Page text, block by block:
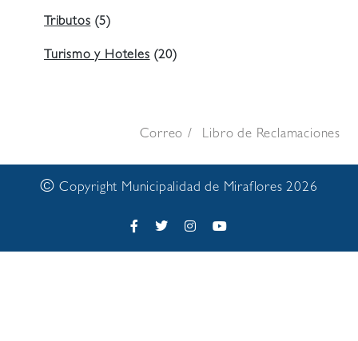
Tributos(5)
Turismo y Hoteles(20)
Correo Libro de Reclamaciones
© Copyright Municipalidad de Miraflores 2026